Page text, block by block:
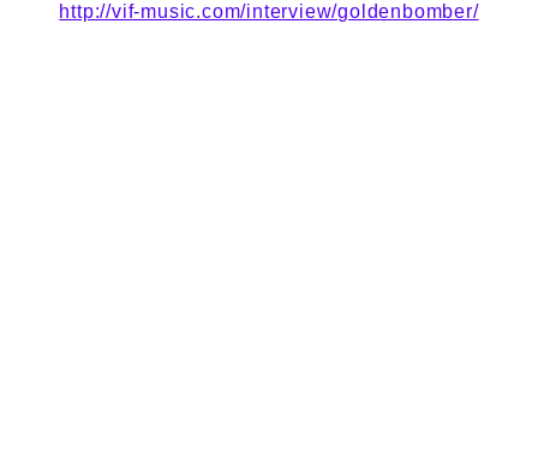
http://vif-music.com/interview/goldenbomber/